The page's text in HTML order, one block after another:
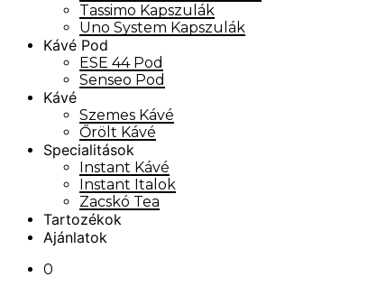
Tassimo Kapszulák
Uno System Kapszulák
Kávé Pod
ESE 44 Pod
Senseo Pod
Kávé
Szemes Kávé
Őrölt Kávé
Specialitások
Instant Kávé
Instant Italok
Zacskó Tea
Tartozékok
Ajánlatok
0